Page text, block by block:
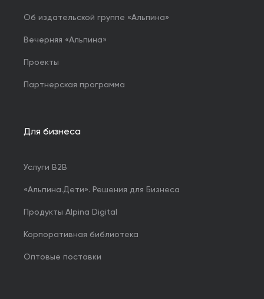
Об издательской группе «Альпина»
Вечерняя «Альпина»
Проекты
Партнерская программа
Для бизнеса
Услуги B2B
«Альпина.Дети». Решения для Бизнеса
Продукты Alpina Digital
Корпоративная библиотека
Оптовые поставки